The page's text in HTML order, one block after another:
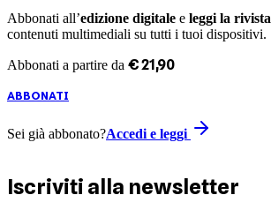
Abbonati all’edizione digitale e leggi la rivista
contenuti multimediali su tutti i tuoi dispositivi.
Abbonati a partire da €21,90
ABBONATI
Sei già abbonato?Accedi e leggi
Iscriviti alla newsletter